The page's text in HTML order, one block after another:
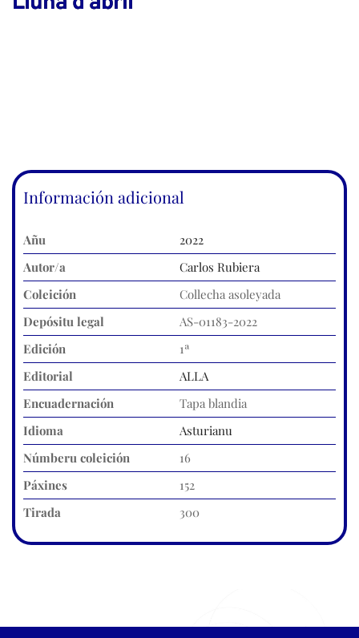
Información adicional
Añu
2022
Autor/a
Carlos Rubiera
Coleición
Collecha asoleyada
Depósitu legal
AS-01183-2022
Edición
1ª
Editorial
ALLA
Encuadernación
Tapa blandia
Idioma
Asturianu
Númberu coleición
16
Páxines
152
Tirada
300